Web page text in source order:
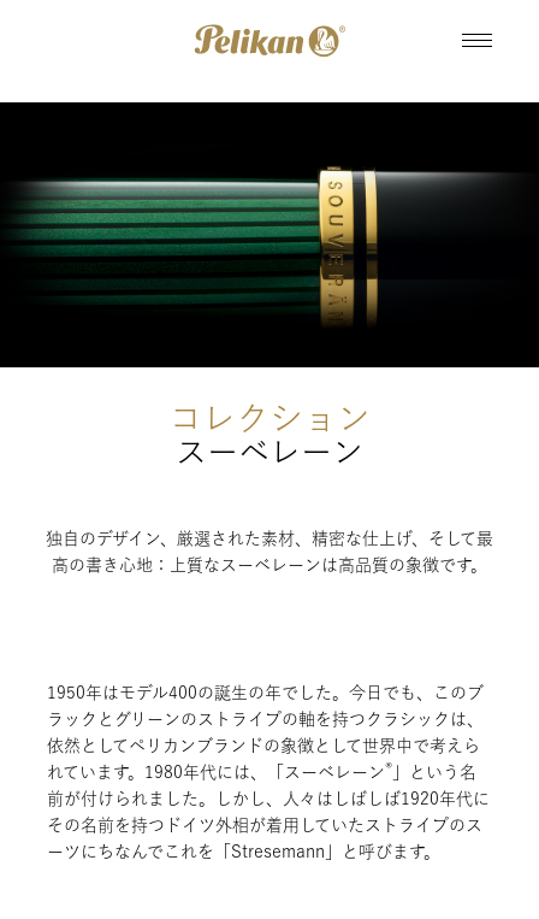
コレクション
スーベレーン
独自のデザイン、厳選された素材、精密な仕上げ、そして最
高の書き心地：上質なスーベレーンは高品質の象徴です。
1950年はモデル400の誕生の年でした。今日でも、このブ
ラックとグリーンのストライプの軸を持つクラシックは、
依然としてペリカンブランドの象徴として世界中で考えら
れています。1980年代には、「スーベレーン®
」という名
前が付けられました。しかし、人々はしばしば1920年代に
その名前を持つドイツ外相が着用していたストライプのス
ーツにちなんでこれを「Stresemann」と呼びます。